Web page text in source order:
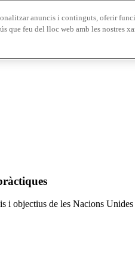
i objectius de les Nacions Unides
anuncis i continguts, oferir
que feu del lloc web amb les nostres